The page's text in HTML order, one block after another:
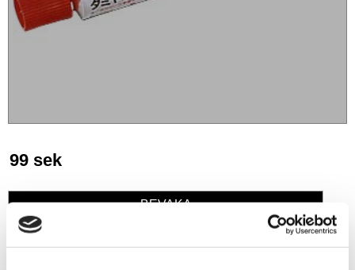
99 sek
Lägg till i favoriter
BEVAKA